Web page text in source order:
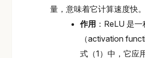
量，意味着它计算速度快。
作用 ：ReLU 是
（activation
式（1）中，它应